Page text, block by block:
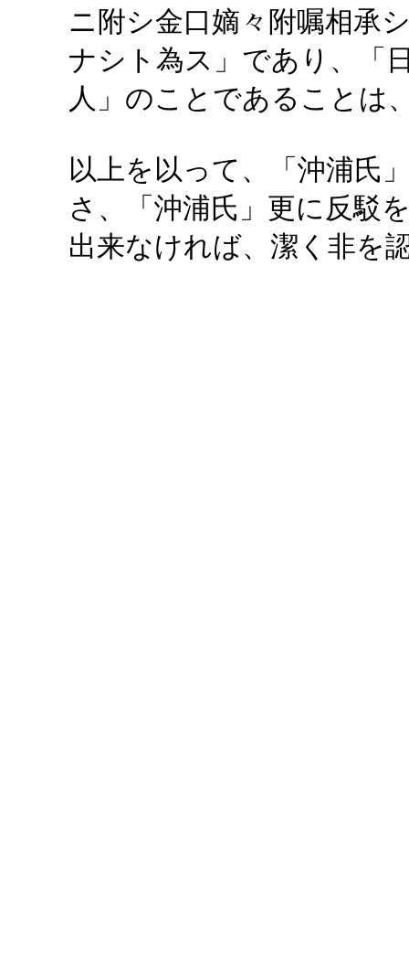
ニ附シ金口嫡々附嘱相承
ナシト為ス」であり、「
人」のことであることは
以上を以って、「沖浦氏
さ、「沖浦氏」更に反駁
出来なければ、潔く非を